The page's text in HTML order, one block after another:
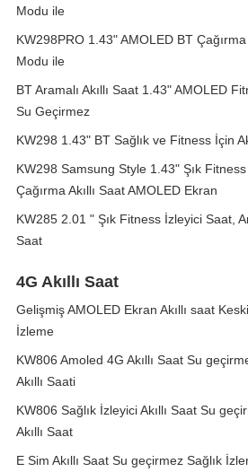
Modu ile
KW298PRO 1.43" AMOLED BT Çağırma
Modu ile
BT Aramalı Akıllı Saat 1.43" AMOLED
Su Geçirmez
KW298 1.43" BT Sağlık ve Fitness İçin
KW298 Samsung Style 1.43" Şık
Çağırma Akıllı Saat AMOLED Ekran
KW285 2.01 " Şık Fitness İzleyici Saat,
Saat
4G Akıllı Saat
Gelişmiş AMOLED Ekran Akıllı saat
İzleme
KW806 Amoled 4G Akıllı Saat Su
Akıllı Saati
KW806 Sağlık İzleyici Akıllı Saat Su
Akıllı Saat
E Sim Akıllı Saat Su geçirmez Sağlık